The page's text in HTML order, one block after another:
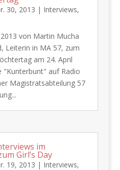
30, 2013 | Interviews,
von Martin Mucha
Leiterin in MA 57, zum
am 24. April
"Kunterbunt" auf Radio
Magistratsabteilung 57
im
Girl’s Day
19, 2013 | Interviews,